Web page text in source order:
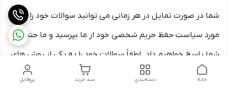
شما در صورت تمایل در هر زمانی می توانید سوالات خود را در
مورد سیاست حفظ حریم شخصی خود از ما بپرسید و ما حتما به
شما پاسخ خواهیم داد. لطفاً سوالات خود را به یکی از روش های
ذکر شده در بخش تماس با ما ارسال کنید.
پروفایل سبد خرید دسته‌بندی خانه